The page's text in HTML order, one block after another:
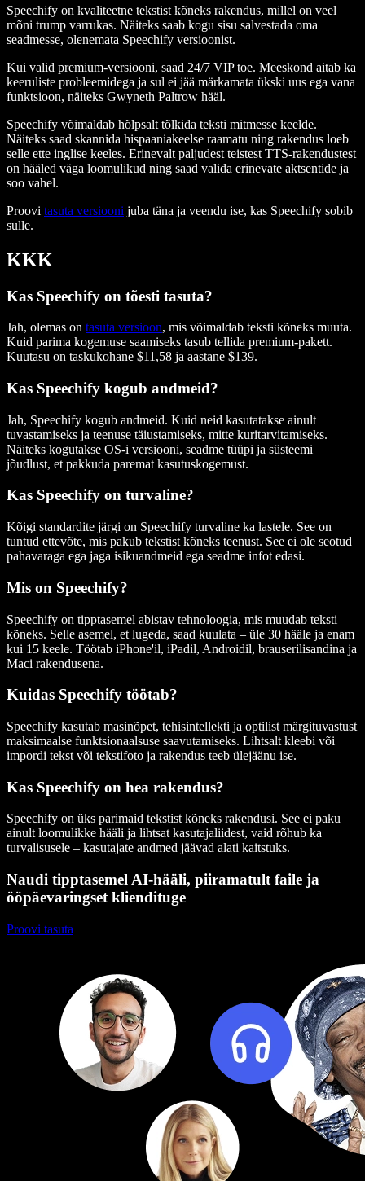
Speechify on kvaliteetne tekstist kõneks rakendus, millel on veel
mõni trump varrukas. Näiteks saab kogu sisu salvestada oma
seadmesse, olenemata Speechify versioonist.
Kui valid premium-versiooni, saad 24/7 VIP toe. Meeskond aitab ka
keeruliste probleemidega ja sul ei jää märkamata ükski uus ega vana
funktsioon, näiteks Gwyneth Paltrow hääl.
Speechify võimaldab hõlpsalt tõlkida teksti mitmesse keelde.
Näiteks saad skannida hispaaniakeelse raamatu ning rakendus loeb
selle ette inglise keeles. Erinevalt paljudest teistest TTS-rakendustest
on hääled väga loomulikud ning saad valida erinevate aktsentide ja
soo vahel.
Proovi tasuta versiooni juba täna ja veendu ise, kas Speechify sobib
sulle.
KKK
Kas Speechify on tõesti tasuta?
Jah, olemas on tasuta versioon, mis võimaldab teksti kõneks muuta.
Kuid parima kogemuse saamiseks tasub tellida premium-pakett.
Kuutasu on taskukohane $11,58 ja aastane $139.
Kas Speechify kogub andmeid?
Jah, Speechify kogub andmeid. Kuid neid kasutatakse ainult
tuvastamiseks ja teenuse täiustamiseks, mitte kuritarvitamiseks.
Näiteks kogutakse OS-i versiooni, seadme tüüpi ja süsteemi
jõudlust, et pakkuda paremat kasutuskogemust.
Kas Speechify on turvaline?
Kõigi standardite järgi on Speechify turvaline ka lastele. See on
tuntud ettevõte, mis pakub tekstist kõneks teenust. See ei ole seotud
pahavaraga ega jaga isikuandmeid ega seadme infot edasi.
Mis on Speechify?
Speechify on tipptasemel abistav tehnoloogia, mis muudab teksti
kõneks. Selle asemel, et lugeda, saad kuulata – üle 30 hääle ja enam
kui 15 keele. Töötab iPhone'il, iPadil, Androidil, brauserilisandina ja
Maci rakendusena.
Kuidas Speechify töötab?
Speechify kasutab masinõpet, tehisintellekti ja optilist märgituvastust
maksimaalse funktsionaalsuse saavutamiseks. Lihtsalt kleebi või
impordi tekst või tekstifoto ja rakendus teeb ülejäänu ise.
Kas Speechify on hea rakendus?
Speechify on üks parimaid tekstist kõneks rakendusi. See ei paku
ainult loomulikke hääli ja lihtsat kasutajaliidest, vaid rõhub ka
turvalisusele – kasutajate andmed jäävad alati kaitstuks.
Naudi tipptasemel AI-hääli, piiramatult faile ja
ööpäevaringset kliendituge
Proovi tasuta